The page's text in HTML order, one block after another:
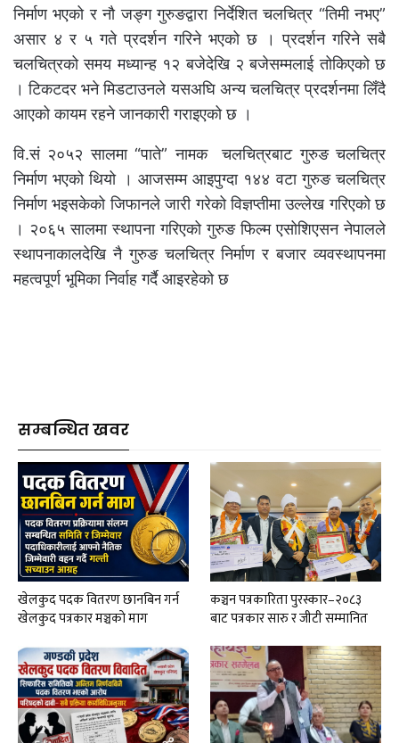
निर्माण भएको र नौ जङ्ग गुरुङद्वारा निर्देशित चलचित्र “तिमी नभए”
असार ४ र ५ गते प्रदर्शन गरिने भएको छ । प्रदर्शन गरिने सबै
चलचित्रको समय मध्यान्ह १२ बजेदेखि २ बजेसम्मलाई तोकिएको छ
। टिकटदर भने मिडटाउनले यसअघि अन्य चलचित्र प्रदर्शनमा लिँदै
आएको कायम रहने जानकारी गराइएको छ ।
वि.सं २०५२ सालमा “पाते” नामक चलचित्रबाट गुरुङ चलचित्र
निर्माण भएको थियो । आजसम्म आइपुग्दा १४४ वटा गुरुङ चलचित्र
निर्माण भइसकेको जिफानले जारी गरेको विज्ञप्तीमा उल्लेख गरिएको छ
। २०६५ सालमा स्थापना गरिएको गुरुङ फिल्म एसोशिएसन नेपालले
स्थापनाकालदेखि नै गुरुङ चलचित्र निर्माण र बजार व्यवस्थापनमा
महत्वपूर्ण भूमिका निर्वाह गर्दै आइरहेको छ
सम्बन्धित खवर
खेलकुद पदक वितरण छानबिन गर्न
खेलकुद पत्रकार मञ्चकाे माग
कञ्चन पत्रकारिता पुरस्कार–२०८३
बाट पत्रकार सारु र जीटी सम्मानित